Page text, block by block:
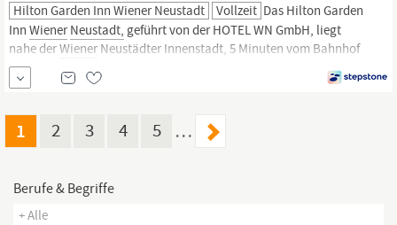
Hilton Garden Inn Wiener Neustadt Vollzeit Das Hilton Garden
Inn Wiener Neustadt, geführt von der HOTEL WN GmbH, liegt
nahe derWiener Neustädter Innenstadt, 5 Minuten vom Bahnhof
entfernt. Das Haus wurde im Februar 2019 eröffnet und sucht top
motivierte Mitarbeiter. Knapp 21 verschiedene Nationen arbeiten
1 2 3 4 5 …
Berufe & Begriffe
+ Alle